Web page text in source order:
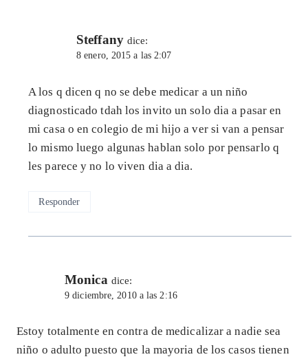
Steffany dice:
8 enero, 2015 a las 2:07
A los q dicen q no se debe medicar a un niño
diagnosticado tdah los invito un solo dia a pasar en
mi casa o en colegio de mi hijo a ver si van a pensar
lo mismo luego algunas hablan solo por pensarlo q
les parece y no lo viven dia a dia.
Responder
Monica dice:
9 diciembre, 2010 a las 2:16
Estoy totalmente en contra de medicalizar a nadie sea
niño o adulto puesto que la mayoria de los casos tienen